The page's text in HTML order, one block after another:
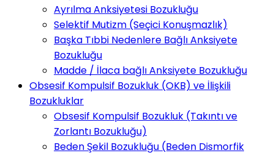
Ayrılma Anksiyetesi Bozukluğu
Selektif Mutizm (Seçici Konuşmazlık)
Başka Tıbbi Nedenlere Bağlı Anksiyete
Bozukluğu
Madde / İlaca bağlı Anksiyete Bozukluğu
Obsesif Kompulsif Bozukluk (OKB) ve İlişkili
Bozukluklar
Obsesif Kompulsif Bozukluk (Takıntı ve
Zorlantı Bozukluğu)
Beden Şekil Bozukluğu (Beden Dismorfik